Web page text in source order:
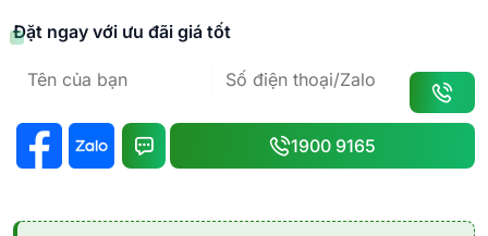
Đặt ngay với ưu đãi giá tốt
1900 9165